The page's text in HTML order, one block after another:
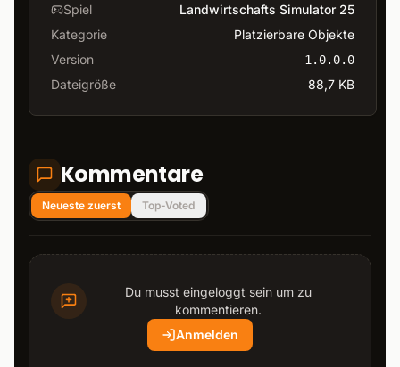
Spiel
Landwirtschafts Simulator 25
Kategorie
Platzierbare Objekte
Version
1.0.0.0
Dateigröße 88,7 KB
Kommentare
Neueste zuerst Top-Voted
Du musst eingeloggt sein um zu
kommentieren.
Anmelden